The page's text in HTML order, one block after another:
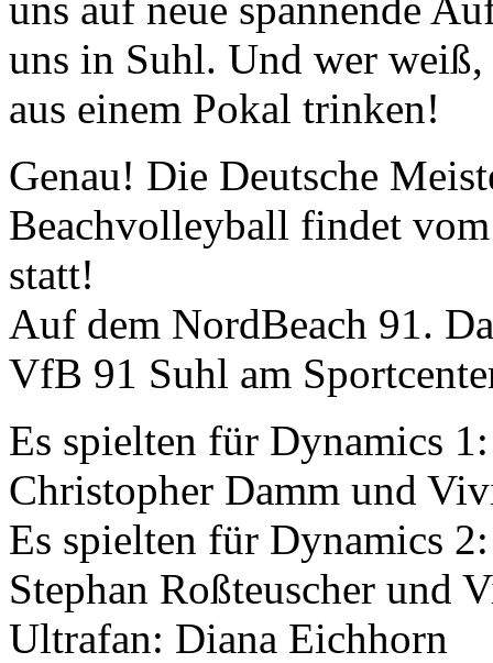
uns in Suhl. Und wer
aus einem Pokal trinken!
Genau! Die Deutsche
Beachvolleyball findet
statt!
Auf dem NordBeach 91.
VfB 91 Suhl am
Es spielten für Dynamics
Christopher Damm und
Es spielten für Dynamics
Stephan Roßteuscher und
Ultrafan: Diana Eichhorn